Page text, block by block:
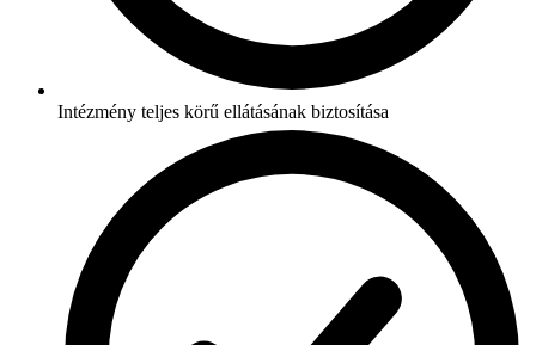
Intézmény teljes körű ellátásának biztosítása